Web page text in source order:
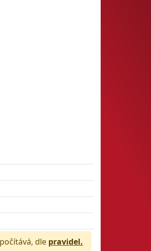
dle pravidel.